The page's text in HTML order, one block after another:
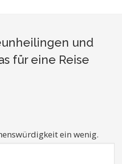
und
für eine Reise
ein wenig.